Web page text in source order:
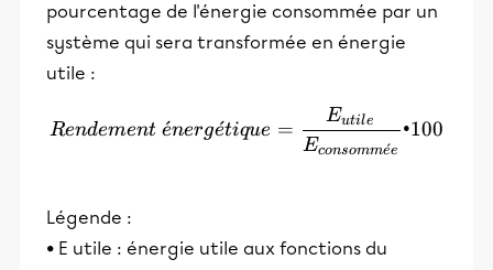
pourcentage de l'énergie consommée par un
système qui sera transformée en énergie
utile :
Rendement e
ˊnerge
ˊtique =
Econsomme
ˊe
Eutile •100
Légende :
• E utile : énergie utile aux fonctions du